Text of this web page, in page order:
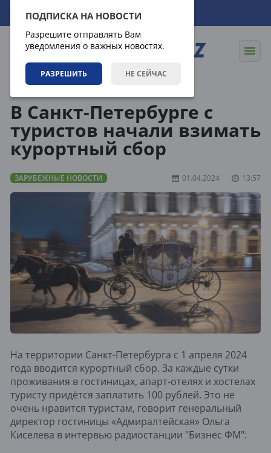
ПОДПИСКА НА НОВОСТИ
Разрешите отправлять Вам
уведомления о важных новостях.
РАЗРЕШИТЬ НЕ СЕЙЧАС
08.08.2026 10:35:20
В Санкт-Петербурге с
туристов начали взимать
курортный сбор
ЗАРУБЕЖНЫЕ НОВОСТИ 01.04.2024 13:57
На территории Санкт-Петербурга с 1 апреля 2024
года вводится курортный сбор. За каждые сутки
проживания в гостиницах, апарт-отелях и хостелах
туристу придётся заплатить 100 рублей. Это не
очень нравится туристам, говорит генеральный
директор гостиницы «Адмиралтейская» Ольга
Киселева в интервью радиостанции "Бизнес ФМ":